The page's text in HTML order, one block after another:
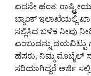
ಐದನೇ ಹಂತ: ರಾಷ್ಟ್ರೀಯ
ಬ್ಯಾಂಕ್ ಇಲಾಖೆಯಲ್ಲಿ
ಸಲ್ಲಿಸಿದ ಬಳಿಕ ನೀವು
ಎಂಬುದನ್ನು
ಹೆಸರು, ನಿಮ್ಮ ಮೊಬೈಲ್
ಸರಿಯಾಗಿದ್ದರೆ ಅರ್ಜಿ